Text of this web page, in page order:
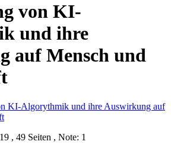
von KI-
und ihre
auf Mensch und
, 49 Seiten , Note: 1